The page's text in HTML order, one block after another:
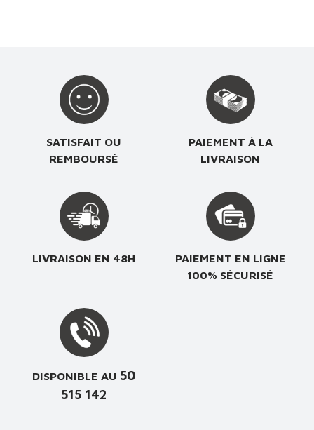
SATISFAIT OU
REMBOURSÉ
PAIEMENT À LA
LIVRAISON
LIVRAISON EN 48H
PAIEMENT EN LIGNE
100% SÉCURISÉ
DISPONIBLE AU 50
515 142